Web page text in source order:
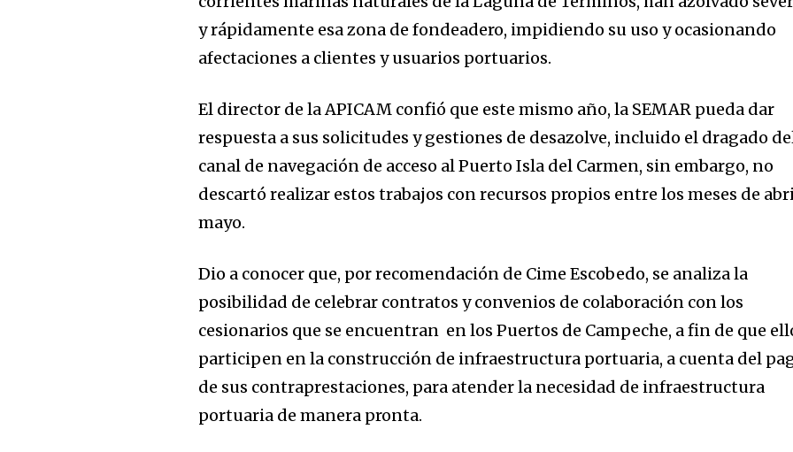
y rápidamente esa zona de fondeadero, impidiendo su uso y ocasionando
afectaciones a clientes y usuarios portuarios.
El director de la APICAM confió que este mismo año, la SEMAR pueda dar
respuesta a sus solicitudes y gestiones de desazolve, incluido el dragado
canal de navegación de acceso al Puerto Isla del Carmen, sin embargo, no
descartó realizar estos trabajos con recursos propios entre los meses de
mayo.
Dio a conocer que, por recomendación de Cime Escobedo, se analiza la
posibilidad de celebrar contratos y convenios de colaboración con los
cesionarios que se encuentran en los Puertos de Campeche, a fin de que
participen en la construcción de infraestructura portuaria, a cuenta del
de sus contraprestaciones, para atender la necesidad de infraestructura
portuaria de manera pronta.